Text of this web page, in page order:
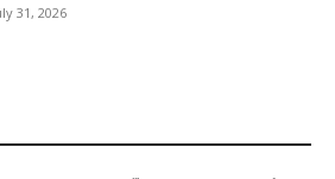
31, 2026